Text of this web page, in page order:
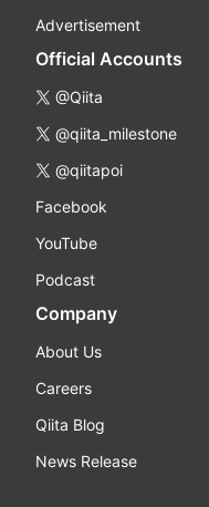
Advertisement
Official Accounts
@Qiita
@qiita_milestone
@qiitapoi
Facebook
YouTube
Podcast
Company
About Us
Careers
Qiita Blog
News Release